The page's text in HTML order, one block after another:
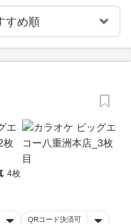
4枚
QRコード決済可